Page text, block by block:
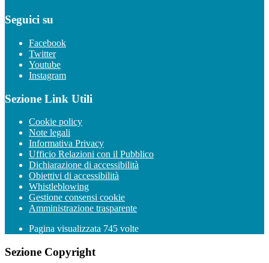
Seguici su
Facebook
Twitter
Youtube
Instagram
Sezione Link Utili
Cookie policy
Note legali
Informativa Privacy
Ufficio Relazioni con il Pubblico
Dichiarazione di accessibilità
Obiettivi di accessibilità
Whistleblowing
Gestione consensi cookie
Amministrazione trasparente
Pagina visualizzata 745 volte
Sezione Copyright